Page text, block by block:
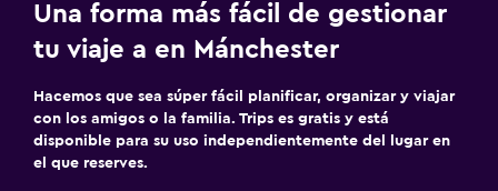
Una forma más fácil de gestionar
tu viaje a en Mánchester
Hacemos que sea súper fácil planificar, organizar y viajar
con los amigos o la familia. Trips es gratis y está
disponible para su uso independientemente del lugar en
el que reserves.